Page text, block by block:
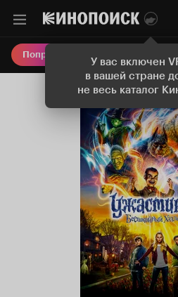
У вас включен
в вашей стране
не весь каталог
Попробовать Плюс